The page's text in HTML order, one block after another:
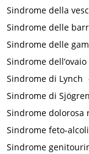
Sindrome della
Sindrome delle
Sindrome delle
Sindrome
Sindrome di Lynch
Sindrome di Sjögren
Sindrome dolorosa
Sindrome feto-
Sindrome